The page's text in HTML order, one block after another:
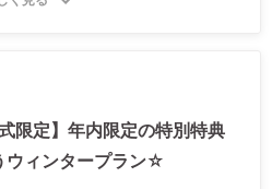
限定】年内限定の特別特典
ィンタープラン☆